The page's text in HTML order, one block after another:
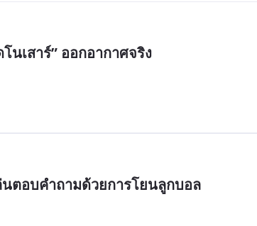
นเสาร์” ออกอากาศจริง
ตอบคำถามด้วยการโยนลูกบอล